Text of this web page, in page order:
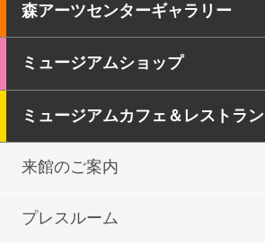
森アーツセンターギャラリー
ミュージアムショップ
ミュージアムカフェ＆レストラン
来館のご案内
プレスルーム